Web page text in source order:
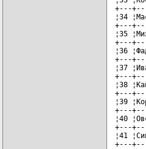
+---
¦34
+---
¦35
+---
¦36
+---
¦37
+---
¦38
+---
¦39
+---
¦40
+---
¦41
+---